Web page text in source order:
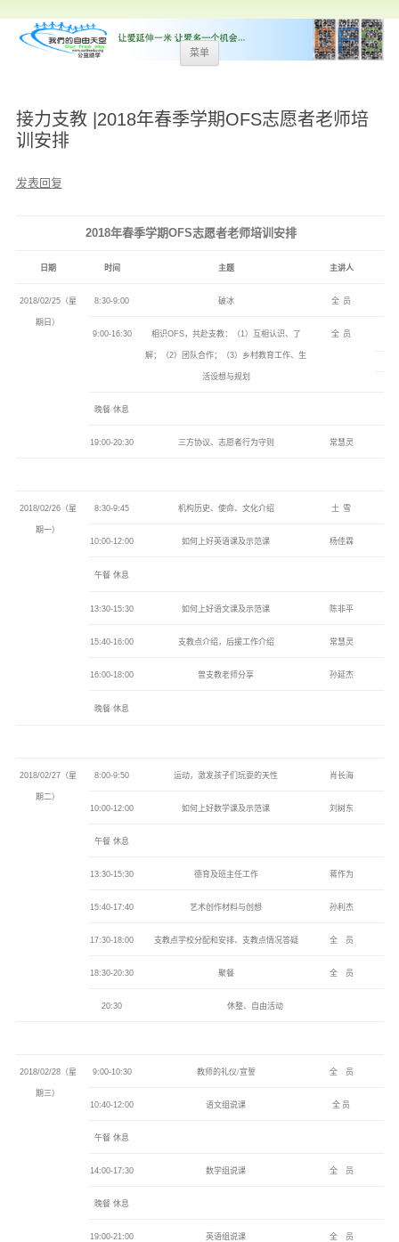
菜单
跳
至
接力支教 |2018年春季学期OFS志愿者老师培
训安排
发表回复
2018年春季学期OFS志愿者老师培训安排
日期 时间 主题 主讲人
2018/02/25（星
期日）
8:30-9:00 破冰 全 员
9:00-16:30 相识OFS，共赴支教：（1）互相认识、了
解；（2）团队合作；（3）乡村教育工作、生
活设想与规划
全 员
晚餐 休息
19:00-20:30 三方协议、志愿者行为守则 常慧灵
2018/02/26（星
期一）
8:30-9:45 机构历史、使命、文化介绍 土 雪
10:00-12:00 如何上好英语课及示范课 杨佳霖
午餐 休息
13:30-15:30 如何上好语文课及示范课 陈非平
15:40-16:00 支教点介绍，后援工作介绍 常慧灵
16:00-18:00 曾支教老师分享 孙延杰
晚餐 休息
2018/02/27（星
期二）
8:00-9:50 运动，激发孩子们玩耍的天性 肖长海
10:00-12:00 如何上好数学课及示范课 刘树东
午餐 休息
13:30-15:30 德育及班主任工作 蒋作为
15:40-17:40 艺术创作材料与创想 孙利杰
17:30-18:00 支教点学校分配和安排、支教点情况答疑 全 员
18:30-20:30 聚餐 全 员
20:30 休整、自由活动
2018/02/28（星
期三）
9:00-10:30 教师的礼仪/宣誓 全 员
10:40-12:00 语文组说课 全 员
午餐 休息
14:00-17:30 数学组说课 全 员
晚餐 休息
19:00-21:00 英语组说课 全 员